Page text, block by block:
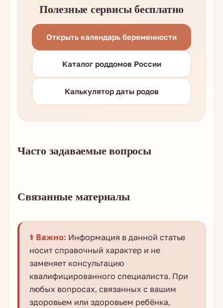
Полезные сервисы бесплатно
Открыть календарь беременности
Каталог роддомов России
Калькулятор даты родов
Часто задаваемые вопросы
Связанные материалы
⚕️ Важно: Информация в данной статье
носит справочный характер и не
заменяет консультацию
квалифицированного специалиста. При
любых вопросах, связанных с вашим
здоровьем или здоровьем ребёнка,